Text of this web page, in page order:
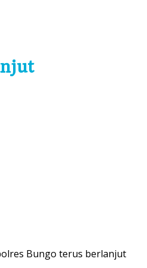
Bungo terus berlanjut